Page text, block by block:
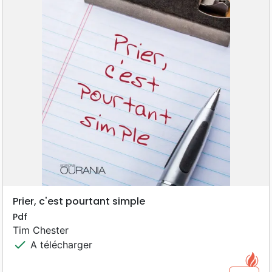
Prier, c'est pourtant simple
Pdf
Tim Chester
check A télécharger